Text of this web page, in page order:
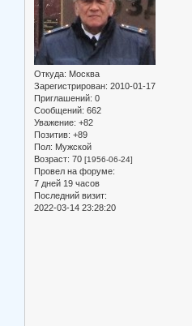
Откуда: Москва
Зарегистрирован: 2010-01-17
Приглашений: 0
Сообщений: 662
Уважение: +82
Позитив: +89
Пол: Мужской
Возраст: 70 [1956-06-24]
Провел на форуме:
7 дней 19 часов
Последний визит:
2022-03-14 23:28:20